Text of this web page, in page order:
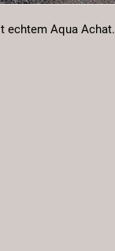
echtem Aqua Achat.